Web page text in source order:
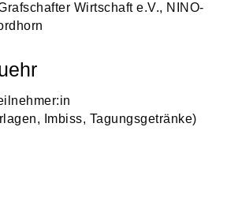
Wirtschaft e.V., NINO-
Imbiss, Tagungsgetränke)